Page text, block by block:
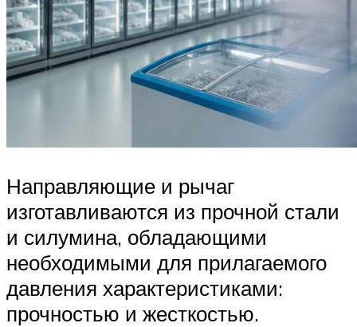
Направляющие и рычаг
изготавливаются из прочной стали
и силумина, обладающими
необходимыми для прилагаемого
давления характеристиками:
прочностью и жесткостью.